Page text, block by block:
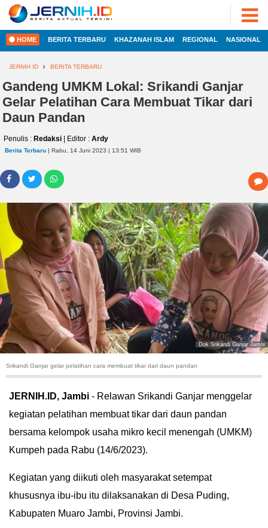
HOME
INTERNASIONAL
EKOBIS
POLITIK
HUKUM
KRIMINAL
KHAZANAH
LEISUR
TEKNOLOGI
OTOMOTIF
HIBURAN
ADVERTORIAL
FOTO
VIDEO
PESONA
JAMBI
PESONA
INDONESIA
DUNIA
HEALTH
PROPERTY
LIFESTYLE
ENTREPRENEURSHIP
2022
JERNIH.ID
•
Developed
HOME BERITA TERBARU KHAZANAH ISLAM REGIONAL NASIONAL
JERNIH ID BERITA TERBARU
Gandeng UMKM Lokal: Srikandi Ganjar
Gelar Pelatihan Cara Membuat Tikar dari
Daun Pandan
Penulis : Redaksi | Editor : Ardy
Berita Terbaru | Rabu, 14 Juni 2023 | 13:51 WIB
Dok Srikandi Ganjar Jambi
Srikandi Ganjar gelar pelatihan cara membuat tikar dari daun pandan
JERNIH.ID, Jambi - Relawan Srikandi Ganjar menggelar
kegiatan pelatihan membuat tikar dari daun pandan
bersama kelompok usaha mikro kecil menengah (UMKM)
Kumpeh pada Rabu (14/6/2023).
Kegiatan yang diikuti oleh masyarakat setempat
khususnya ibu-ibu itu dilaksanakan di Desa Puding,
Kabupaten Muaro Jambi, Provinsi Jambi.